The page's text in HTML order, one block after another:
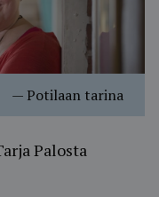
— Potilaan tarina
Palosta